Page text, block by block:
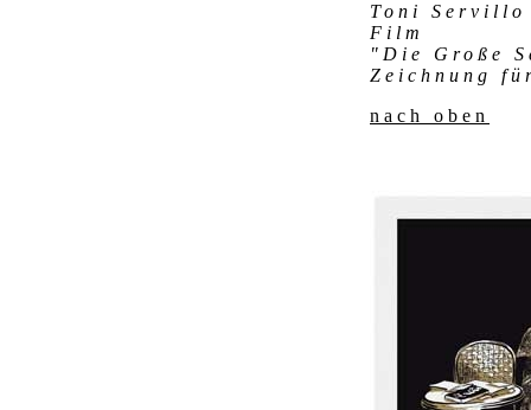
Toni
Film
"Die Große
Zeichnung
nach oben